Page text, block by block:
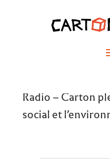
Radio – Carton
social et